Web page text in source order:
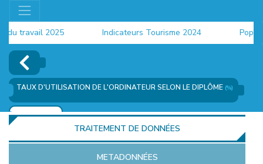
travail 2025 Indicateurs Tourisme 2024
TAUX D'UTILISATION DE L'ORDINATEUR SELON LE DIPLÔME (%)
AJOUTER
TRAITEMENT DE DONNÉES
METADONNÉES